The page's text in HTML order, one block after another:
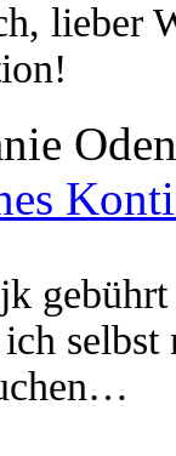
lieber